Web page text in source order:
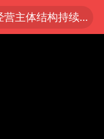
上半年我国经营主体结构持续优化
爱国者拦截导弹